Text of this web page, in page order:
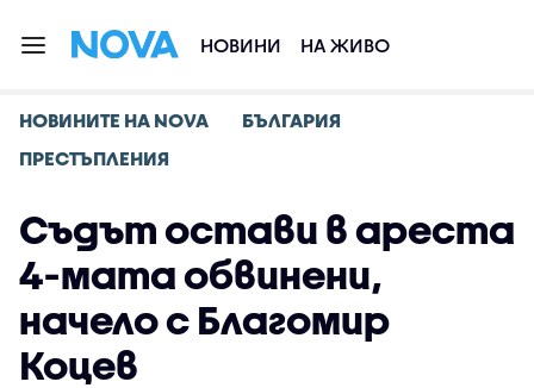
НОВИНИ НА ЖИВО
НОВИНИТЕ НА NOVA
БЪЛГАРИЯ
ПРЕСТЪПЛЕНИЯ
Съдът остави в ареста
4-мата обвинени,
начело с Благомир
Коцев